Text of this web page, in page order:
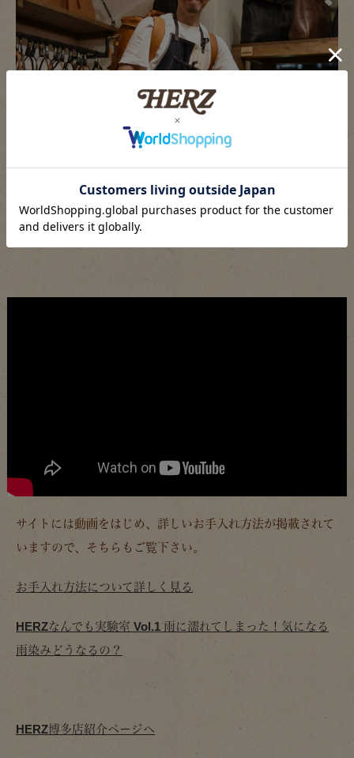
これで梅雨の時期も安心してヘルツの鞄をご利用頂けます！
サイトには動画をはじめ、詳しいお手入れ方法が掲載されて
いますので、そちらもご覧下さい。
お手入れ方法について詳しく見る
HERZなんでも実験室 Vol.1 雨に濡れてしまった！気になる
雨染みどうなるの？
HERZ博多店紹介ページへ